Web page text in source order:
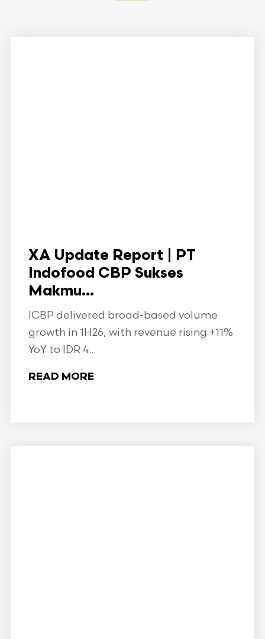
XA Update Report | PT
Indofood CBP Sukses
Makmu...
ICBP delivered broad-based volume
growth in 1H26, with revenue rising +11%
YoY to IDR 4...
READ MORE